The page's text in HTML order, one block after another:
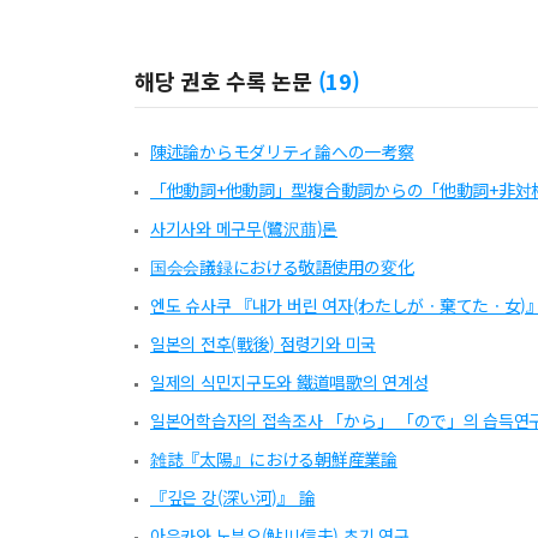
해당 권호 수록 논문 (19)
陳述論からモダリティ論への一考察
「他動詞+他動詞」型複合動詞からの「他動詞+非
사기사와 메구무(鷺沢萠)론
国会会議録における敬語使用の変化
엔도 슈사쿠 『내가 버린 여자(わたしがㆍ棄てたㆍ女)
일본의 전후(戰後) 점령기와 미국
일제의 식민지구도와 鐵道唱歌의 연계성
일본어학습자의 접속조사 「から」 「ので」의 습득연
雑誌『太陽』における朝鮮産業論
『깊은 강(深い河)』 論